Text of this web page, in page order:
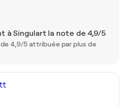
à Singulart la note de 4,9/5
4,9/5 attribuée par plus de